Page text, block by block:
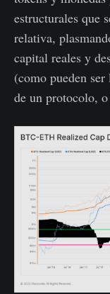
estructurales que
relativa,
capital reales y
(como pueden
de un protocolo,